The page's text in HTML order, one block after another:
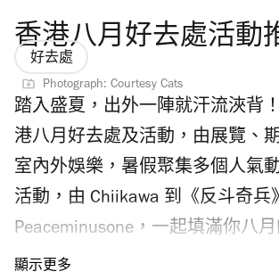
涼？ 根據香港天文台，香港立秋
熱，在過去30年立秋當中，有27
度，過去10立秋，有八日最高氣
度！廣東沿岸今明兩日風勢微弱
好，天氣持續酷熱，大家要記得
虎」，立秋後氣溫短暫回升的炎熱天
四節氣立秋習俗是什麼？立秋吃
香港八月好去處活動
好去處
Photograph: Courtesy Cats
踏入盛夏，出外一陣就汗流浹背
港八月好去處及活動，由展覽、
室內外娛樂，暑假聚集多個人氣
活動，由 Chiikawa 到《反斗奇兵
Peaceminusone，一起填滿你八
今年八月是七夕情人節，不妨看